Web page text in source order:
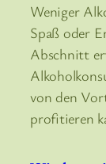
Weniger
Spaß oder
Abschnitt
von den
profitieren